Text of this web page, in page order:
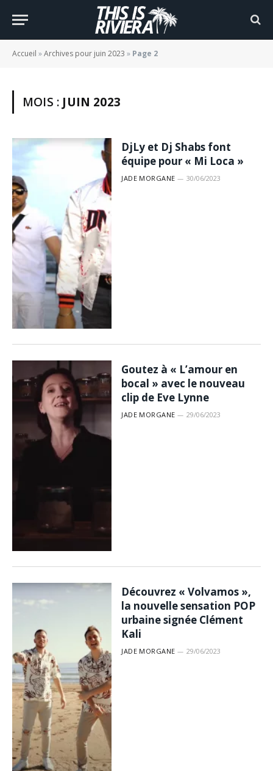
Accueil »Archives pour juin 2023 » Page 2
MOIS : JUIN 2023
DjLy et Dj Shabs font
équipe pour « Mi Loca »
JADE MORGANE 30/06/2023
Goutez à « L’amour en
bocal » avec le nouveau
clip de Eve Lynne
JADE MORGANE 29/06/2023
Découvrez « Volvamos »,
la nouvelle sensation POP
urbaine signée Clément
Kali
JADE MORGANE 29/06/2023